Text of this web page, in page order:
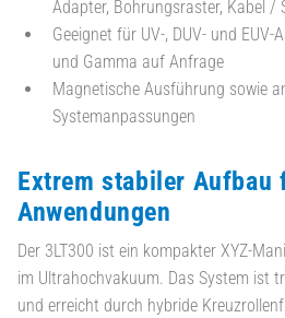
Adapter, Bohrungsraster, Kabel /
Geeignet für UV-, DUV- und EUV-
und Gamma auf Anfrage
Magnetische Ausführung sowie
Systemanpassungen
Extrem stabiler Aufbau
Anwendungen
Der 3LT300 ist ein kompakter XYZ-
im Ultrahochvakuum. Das System ist
und erreicht durch hybride